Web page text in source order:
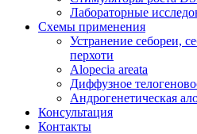
Лабораторные
Схемы применения
Устранение себореи,
перхоти
Alopecia areata
Диффузное
Андрогенетическая
Консультация
Контакты